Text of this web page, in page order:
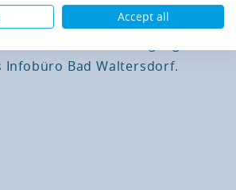
Tour für trainierte Radler
Infobüro Bad Waltersdorf.
Accept all